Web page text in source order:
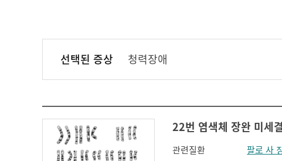
무균성 뇌막염
안면홍조
얼굴모양변화
얼굴이 밋밋함
선택된 증상 청력장애
22번 염색체 장완 미세
관련질환 팔로 사